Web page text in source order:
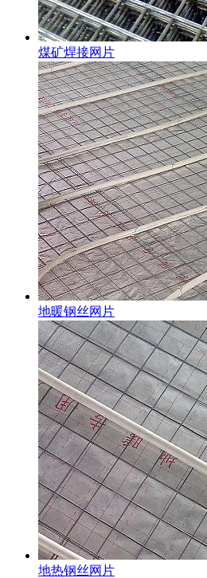
煤矿焊接网片
地暖钢丝网片
地热钢丝网片